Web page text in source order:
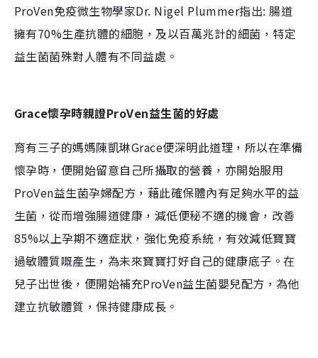
ProVen免疫微生物學家Dr. Nigel Plummer指出: 腸道
擁有70%生產抗體的細胞，及以百萬兆計的細菌，特定
益生菌菌殊對人體有不同益處。
Grace懷孕時親證ProVen益生菌的好處
育有三子的媽媽陳凱琳Grace便深明此道理，所以在準備
懷孕時，便開始留意自己所攝取的營養，亦開始服用
ProVen益生菌孕婦配方，藉此確保體內有足夠水平的益
生菌，從而增強腸道健康，減低便秘不適的機會，改善
85%以上孕期不適症狀，強化免疫系統，有效減低寶寶
過敏體質嘅產生，為未來寶寶打好自己的健康底子。在
兒子出世後，便開始補充ProVen益生菌嬰兒配方，為他
建立抗敏體質，保持健康成長。